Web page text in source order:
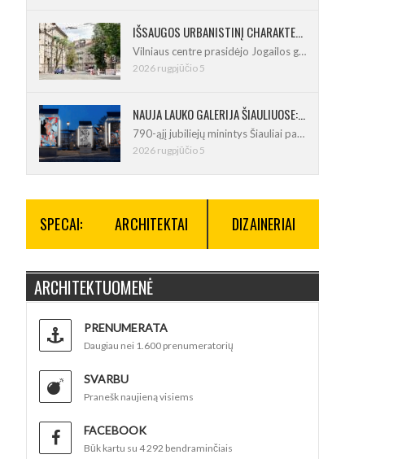
IŠSAUGOS URBANISTINĮ CHARAKTERĮ: Vilniuje pradėtas Jogailos gatvės remontas
Vilniaus centre prasidėjo Jogailos gatvės
2026 rugpjūčio 5
NAUJA LAUKO GALERIJA ŠIAULIUOSE: Pirmoje ekspozicijoje – Eduardo Juchnevičiaus kūryba
790-ąjį jubiliejų minintys Šiauliai pasipildo
2026 rugpjūčio 5
SPECAI: ARCHITEKTAI DIZAINERIAI
ARCHITEKTUOMENĖ
PRENUMERATA
Daugiau nei 1.600 prenumeratorių
SVARBU
Pranešk naujieną visiems
FACEBOOK
Būk kartu su 4 292 bendraminčiais